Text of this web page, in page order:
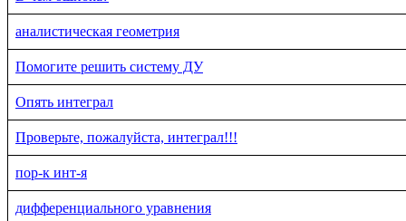
аналистическая геометрия
Помогите решить систему ДУ
Опять интеграл
Проверьте, пожалуйста, интеграл!!!
пор-к инт-я
дифференциального уравнения